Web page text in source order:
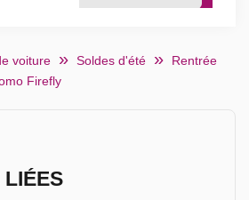
voiture Soldes d'été
Rentrée
Firefly